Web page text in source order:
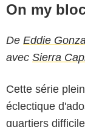
On my
De Eddie
avec Sierra
Cette série
éclectique
quartiers